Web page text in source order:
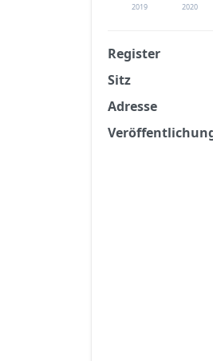
2019 2020
Register
Sitz
Adresse